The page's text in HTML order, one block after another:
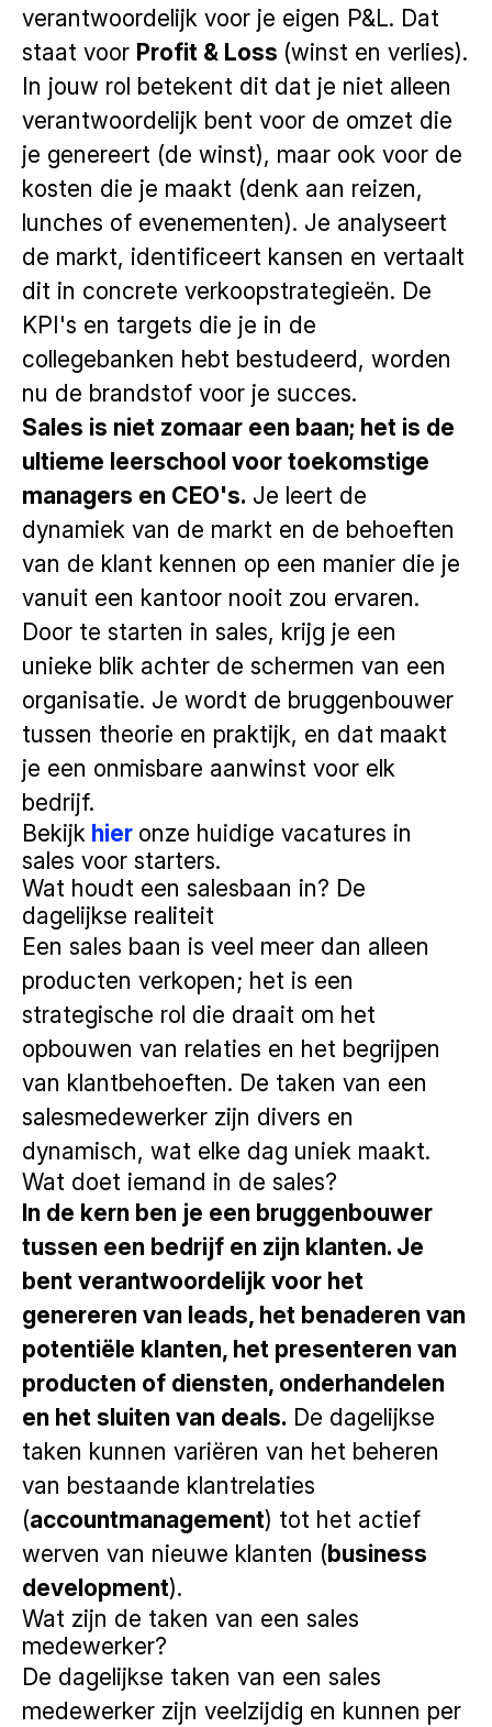
verantwoordelijk voor je eigen P&L. Dat
staat voor Profit & Loss (winst en verlies).
In jouw rol betekent dit dat je niet alleen
verantwoordelijk bent voor de omzet die
je genereert (de winst), maar ook voor de
kosten die je maakt (denk aan reizen,
lunches of evenementen). Je analyseert
de markt, identificeert kansen en vertaalt
dit in concrete verkoopstrategieën. De
KPI's en targets die je in de
collegebanken hebt bestudeerd, worden
nu de brandstof voor je succes.
Sales is niet zomaar een baan; het is de
ultieme leerschool voor toekomstige
managers en CEO's. Je leert de
dynamiek van de markt en de behoeften
van de klant kennen op een manier die je
vanuit een kantoor nooit zou ervaren.
Door te starten in sales, krijg je een
unieke blik achter de schermen van een
organisatie. Je wordt de bruggenbouwer
tussen theorie en praktijk, en dat maakt
je een onmisbare aanwinst voor elk
bedrijf.
Bekijk hier onze huidige vacatures in
sales voor starters.
Wat houdt een salesbaan in? De
dagelijkse realiteit
Een sales baan is veel meer dan alleen
producten verkopen; het is een
strategische rol die draait om het
opbouwen van relaties en het begrijpen
van klantbehoeften. De taken van een
salesmedewerker zijn divers en
dynamisch, wat elke dag uniek maakt.
Wat doet iemand in de sales?
In de kern ben je een bruggenbouwer
tussen een bedrijf en zijn klanten. Je
bent verantwoordelijk voor het
genereren van leads, het benaderen van
potentiële klanten, het presenteren van
producten of diensten, onderhandelen
en het sluiten van deals. De dagelijkse
taken kunnen variëren van het beheren
van bestaande klantrelaties
(accountmanagement) tot het actief
werven van nieuwe klanten (business
development).
Wat zijn de taken van een sales
medewerker?
De dagelijkse taken van een sales
medewerker zijn veelzijdig en kunnen per